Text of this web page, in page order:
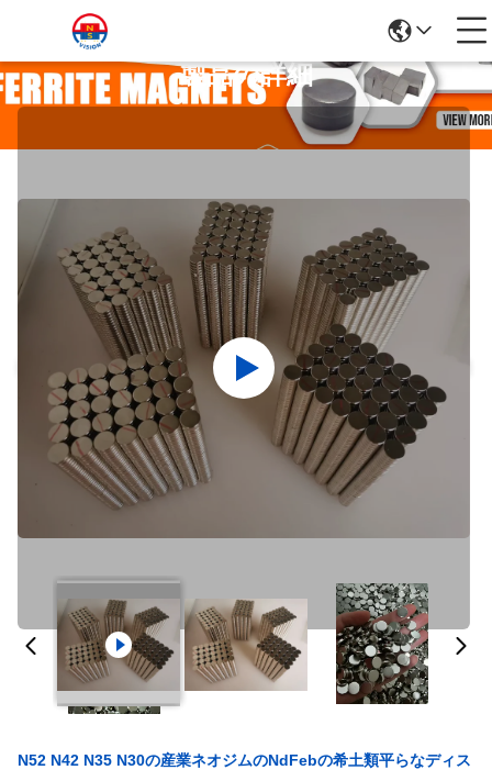
製品の詳細
N52 N42 N35 N30の産業ネオジムのNdFebの希土類平らなディス